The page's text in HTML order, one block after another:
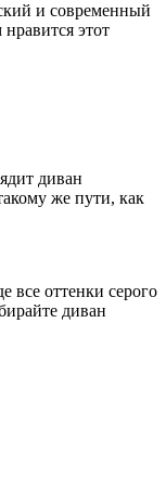
и современный
этот
диван
же пути, как
все оттенки серого
диван